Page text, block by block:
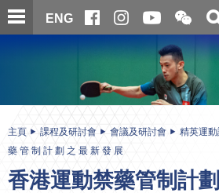
跳
至
ENG
開
合
信
二
維
碼
主頁 課程及研討會 會議及研討會 精英運
藥 管 制 計 劃 之 最 新 發 展
香港運動禁藥管制計